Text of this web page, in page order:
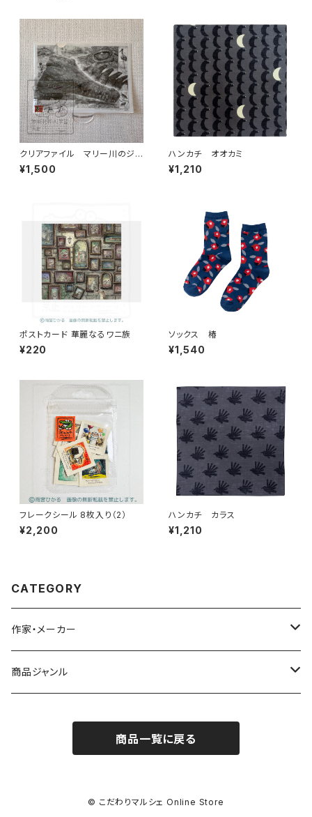
クリアファイル マリー川のジョ
ンストンワニ
¥1,500
ハンカチ オオカミ
¥1,210
ポストカード 華麗なるワニ族
¥220
ソックス 椿
¥1,540
フレークシール 8枚入り（2）
¥2,200
ハンカチ カラス
¥1,210
CATEGORY
作家・メーカー
雨宮ひかる
商品ジャンル
シール／ステッカー
商品一覧に戻る
© こだわりマルシェ Online Store